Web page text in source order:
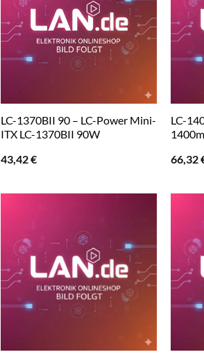
LC-1370BII 90 – LC-Power Mini-
ITX LC-1370BII 90W
43,42€
LC-
66,32